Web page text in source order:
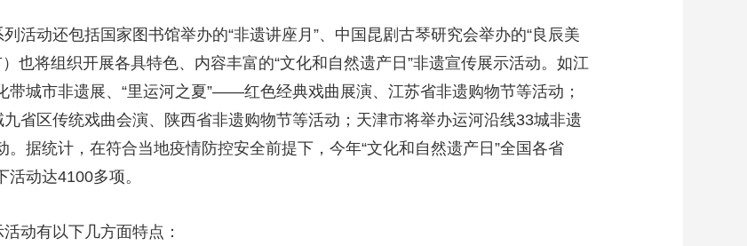
活动还包括国家图书馆举办的“非遗讲座月”、中国昆剧古琴研究会举办的“良辰美
也将组织开展各具特色、内容丰富的“文化和自然遗产日”非遗宣传展示活动。如江
城市非遗展、“里运河之夏”——红色经典戏曲展演、江苏省非遗购物节等活动；
九省区传统戏曲会演、陕西省非遗购物节等活动；天津市将举办运河沿线33城非遗
据统计，在符合当地疫情防控安全前提下，今年“文化和自然遗产日”全国各省
活动达4100多项。
动有以下几方面特点：